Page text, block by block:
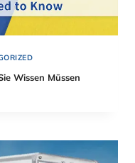
Wissen Müssen